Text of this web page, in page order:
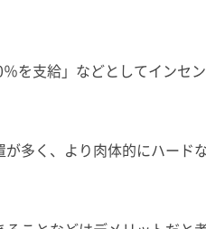
を支給」などとしてインセ
多く、より肉体的にハード